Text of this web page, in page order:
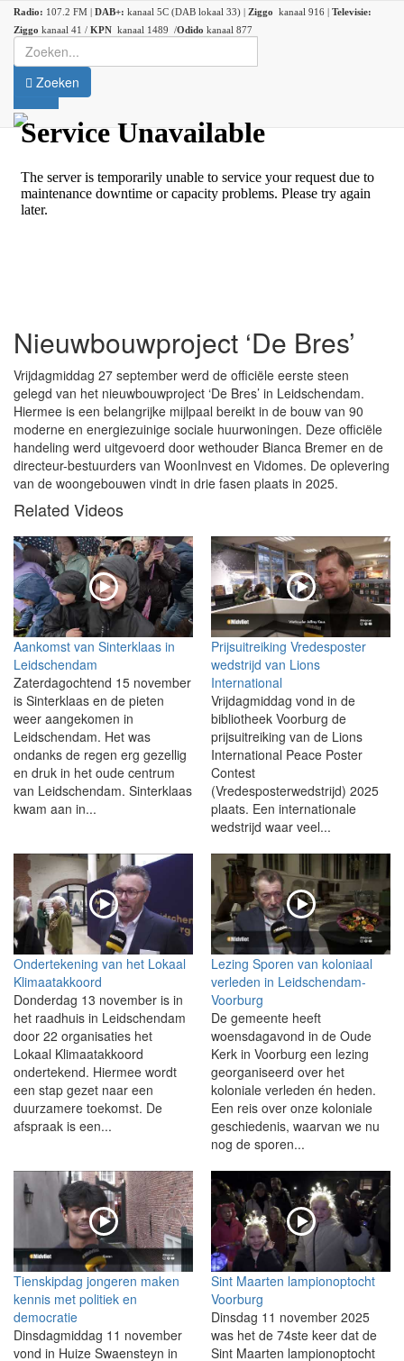
Radio: 107.2 FM | DAB+: kanaal 5C (DAB lokaal 33) | Ziggo kanaal 916 | Televisie:
Ziggo kanaal 41 / KPN kanaal 1489 /Odido kanaal 877
Zoeken
Nieuwbouwproject ‘De Bres’
Vrijdagmiddag 27 september werd de officiële eerste steen
gelegd van het nieuwbouwproject ‘De Bres’ in Leidschendam.
Hiermee is een belangrijke mijlpaal bereikt in de bouw van 90
moderne en energiezuinige sociale huurwoningen. Deze officiële
handeling werd uitgevoerd door wethouder Bianca Bremer en de
directeur-bestuurders van WoonInvest en Vidomes. De oplevering
van de woongebouwen vindt in drie fasen plaats in 2025.
Related Videos
Aankomst van Sinterklaas in
Leidschendam
Zaterdagochtend 15 november
is Sinterklaas en de pieten
weer aangekomen in
Leidschendam. Het was
ondanks de regen erg gezellig
en druk in het oude centrum
van Leidschendam. Sinterklaas
kwam aan in...
Prijsuitreiking Vredesposter
wedstrijd van Lions
International
Vrijdagmiddag vond in de
bibliotheek Voorburg de
prijsuitreiking van de Lions
International Peace Poster
Contest
(Vredesposterwedstrijd) 2025
plaats. Een internationale
wedstrijd waar veel...
Ondertekening van het Lokaal
Klimaatakkoord
Donderdag 13 november is in
het raadhuis in Leidschendam
door 22 organisaties het
Lokaal Klimaatakkoord
ondertekend. Hiermee wordt
een stap gezet naar een
duurzamere toekomst. De
afspraak is een...
Lezing Sporen van koloniaal
verleden in Leidschendam-
Voorburg
De gemeente heeft
woensdagavond in de Oude
Kerk in Voorburg een lezing
georganiseerd over het
koloniale verleden én heden.
Een reis over onze koloniale
geschiedenis, waarvan we nu
nog de sporen...
Tienskipdag jongeren maken
kennis met politiek en
democratie
Dinsdagmiddag 11 november
vond in Huize Swaensteyn in
Sint Maarten lampionoptocht
Voorburg
Dinsdag 11 november 2025
was het de 74ste keer dat de
Sint Maarten lampionoptocht